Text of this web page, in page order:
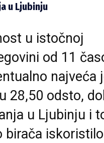
u Ljubinju
u istočnoj
od 11
najveća
28,50 odsto,
u Ljubinju i
birača